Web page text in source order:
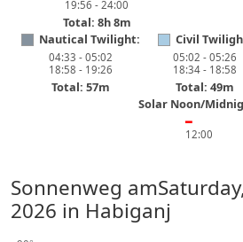
19:56 - 24:00
Total: 8h 8m
Nautical Twilight:
04:33 - 05:02
18:58 - 19:26
Total: 57m
Civil
05:02 - 05:26
18:34 - 18:58
Total: 49m
Solar Noon/
━
12:00
Sonnenweg am
2026 in Habiganj